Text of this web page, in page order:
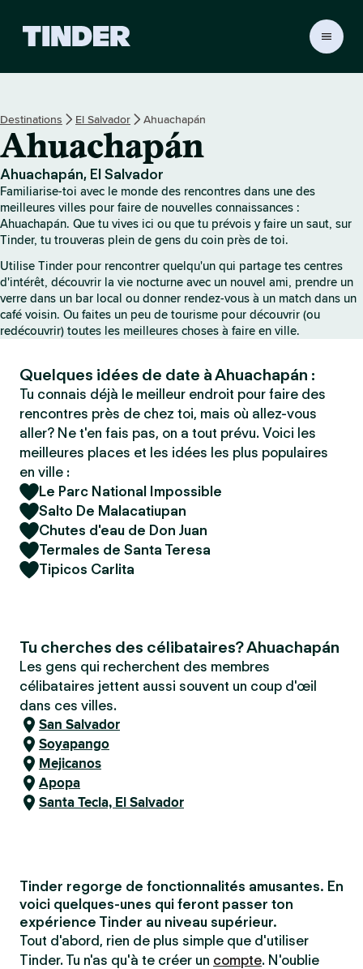
i
l
T
i
n
d
e
r
Destinations El Salvador Ahuachapán
Ahuachapán
Ahuachapán, El Salvador
Familiarise-toi avec le monde des rencontres dans une des
meilleures villes pour faire de nouvelles connaissances :
Ahuachapán. Que tu vives ici ou que tu prévois y faire un saut, sur
Tinder, tu trouveras plein de gens du coin près de toi.
Utilise Tinder pour rencontrer quelqu'un qui partage tes centres
d'intérêt, découvrir la vie nocturne avec un nouvel ami, prendre un
verre dans un bar local ou donner rendez-vous à un match dans un
café voisin. Ou faites un peu de tourisme pour découvrir (ou
redécouvrir) toutes les meilleures choses à faire en ville.
Quelques idées de date à Ahuachapán :
Tu connais déjà le meilleur endroit pour faire des
rencontres près de chez toi, mais où allez-vous
aller? Ne t'en fais pas, on a tout prévu. Voici les
meilleures places et les idées les plus populaires
en ville :
Le Parc National Impossible
Salto De Malacatiupan
Chutes d'eau de Don Juan
Termales de Santa Teresa
Tipicos Carlita
Tu cherches des célibataires? Ahuachapán
Les gens qui recherchent des membres
célibataires jettent aussi souvent un coup d'œil
dans ces villes.
San Salvador
Soyapango
Mejicanos
Apopa
Santa Tecla, El Salvador
Tinder regorge de fonctionnalités amusantes. En
voici quelques-unes qui feront passer ton
expérience Tinder au niveau supérieur.
Tout d'abord, rien de plus simple que d'utiliser
Tinder. Tu n'as qu'à te créer un compte. N'oublie